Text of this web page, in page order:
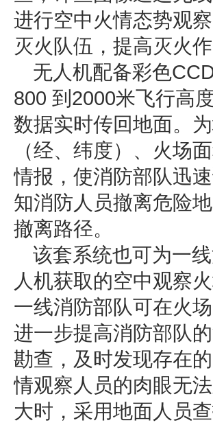
进行空中火情态势观
灭火队伍，提高灭火
无人机配备彩色
800 到2000米飞行高
数据实时传回地面。
（经、纬度）、火场
情报，使消防部队迅
知消防人员撤离危险
撤离路径。
该套系统也可为一
人机获取的空中观察
一线消防部队可在火
进一步提高消防部队
勘查，及时发现存在
情观察人员的肉眼无
大时，采用地面人员